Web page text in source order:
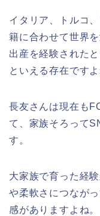
イタリア、トルコ
籍に合わせて世界
出産を経験された
といえる存在ですよ
長友さんは現在も
て、家族そろって
す。
大家族で育った経
や柔軟さにつなが
感がありますよね。